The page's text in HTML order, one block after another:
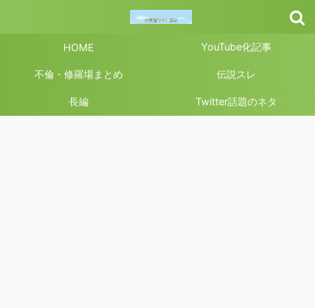
HOME YouTube化記事
不倫・修羅場まとめ 伝説スレ
長編 Twitter話題のネタ